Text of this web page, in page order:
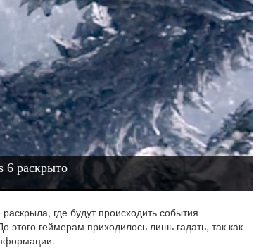
6 раскрыто
где будут происходить события
этого геймерам приходилось лишь гадать, так как